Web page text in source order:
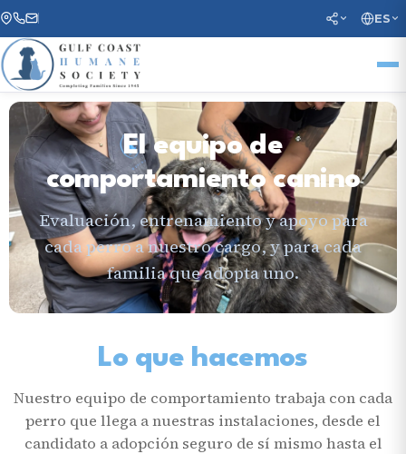
ES
El equipo de
comportamiento canino
Evaluación, entrenamiento y apoyo para
cada perro a nuestro cargo, y para cada
familia que adopta uno.
Lo que hacemos
Nuestro equipo de comportamiento trabaja con cada
perro que llega a nuestras instalaciones, desde el
candidato a adopción seguro de sí mismo hasta el